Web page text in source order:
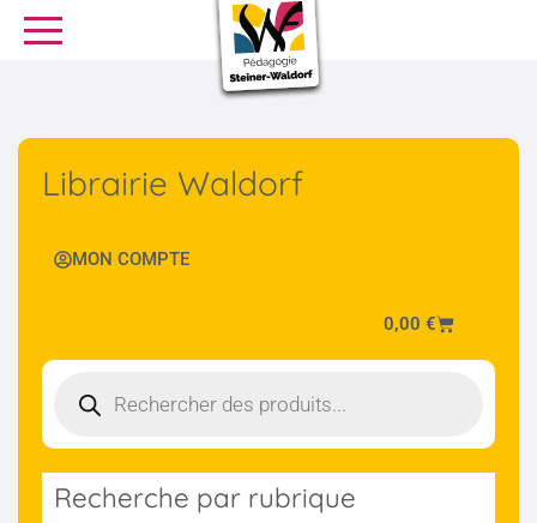
SE FORMER
Librairie Presse
Librairie Waldorf
MON COMPTE
0,00 €
Recherche par rubrique